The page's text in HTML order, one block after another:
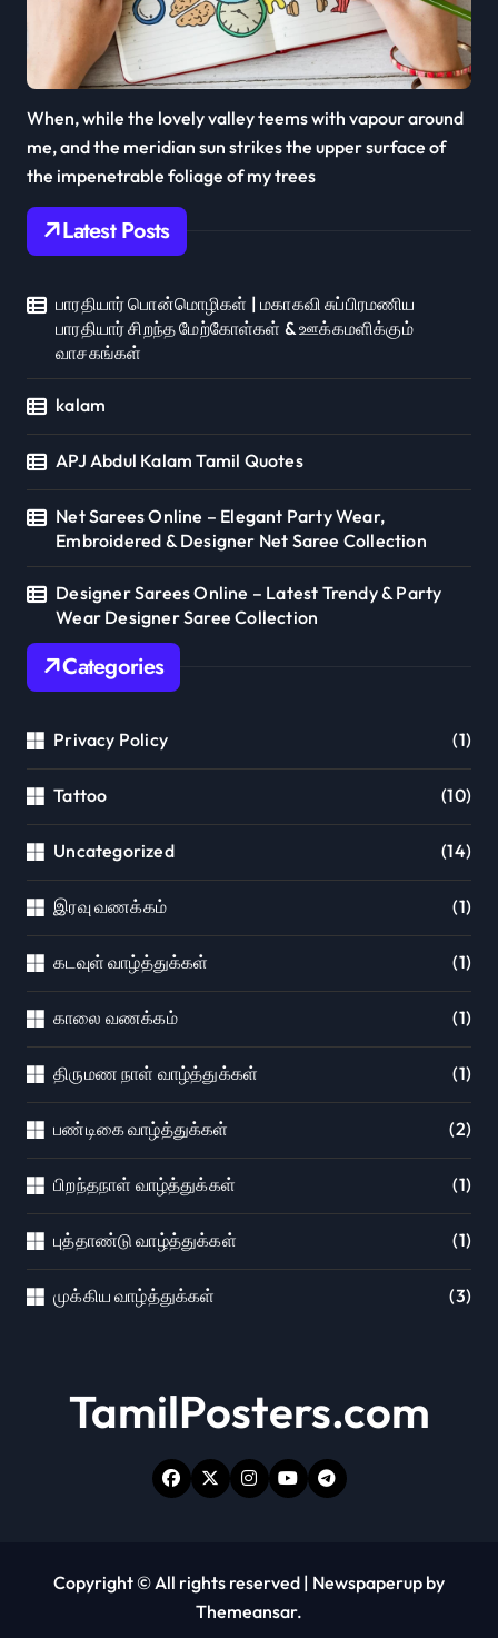
When, while the lovely valley teems with vapour around
me, and the meridian sun strikes the upper surface of
the impenetrable foliage of my trees
Latest Posts
பாரதியார் பொன்மொழிகள் | மகாகவி சுப்பிரமணிய
பாரதியார் சிறந்த மேற்கோள்கள் & ஊக்கமளிக்கும்
வாசகங்கள்
kalam
APJ Abdul Kalam Tamil Quotes
Net Sarees Online – Elegant Party Wear,
Embroidered & Designer Net Saree Collection
Designer Sarees Online – Latest Trendy & Party
Wear Designer Saree Collection
Categories
Privacy Policy (1)
Tattoo (10)
Uncategorized (14)
இரவு வணக்கம் (1)
கடவுள் வாழ்த்துக்கள் (1)
காலை வணக்கம் (1)
திருமண நாள் வாழ்த்துக்கள் (1)
பண்டிகை வாழ்த்துக்கள் (2)
பிறந்தநாள் வாழ்த்துக்கள் (1)
புத்தாண்டு வாழ்த்துக்கள் (1)
முக்கிய வாழ்த்துக்கள் (3)
TamilPosters.com
Copyright © All rights reserved | Newspaperup by
Themeansar.